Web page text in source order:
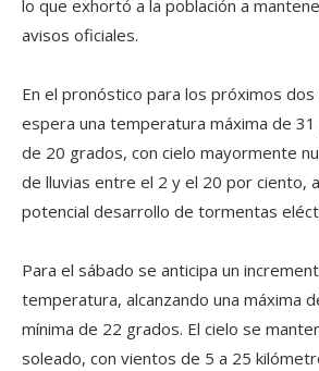
lo que exhortó a la población a
avisos oficiales.
En el pronóstico para los próximos
espera una temperatura máxima de
de 20 grados, con cielo mayormente
de lluvias entre el 2 y el 20 por ciento,
potencial desarrollo de tormentas
Para el sábado se anticipa un
temperatura, alcanzando una máxima
mínima de 22 grados. El cielo se
soleado, con vientos de 5 a 25